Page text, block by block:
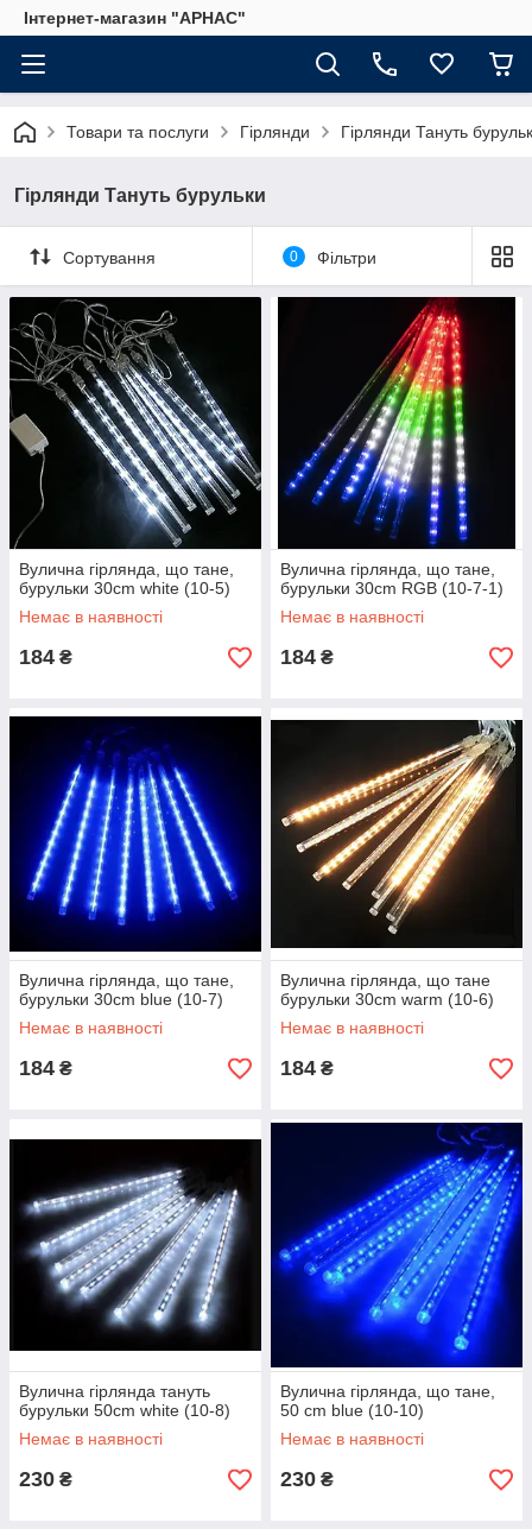
Інтернет-магазин "АРНАС"
Товари та послуги Гірлянди Гірлянди Тануть
Гірлянди Тануть бурульки
Сортування 0 Фільтри
Вулична гірлянда, що тане,
бурульки 30cm white (10-5)
Немає в наявності
184 ₴
Вулична гірлянда, що тане,
бурульки 30cm RGB (10-7-1)
Немає в наявності
184 ₴
Вулична гірлянда, що тане,
бурульки 30cm blue (10-7)
Немає в наявності
184 ₴
Вулична гірлянда, що тане
бурульки 30cm warm (10-6)
Немає в наявності
184 ₴
Вулична гірлянда тануть
бурульки 50cm white (10-8)
Немає в наявності
230 ₴
Вулична гірлянда, що тане,
50 cm blue (10-10)
Немає в наявності
230 ₴